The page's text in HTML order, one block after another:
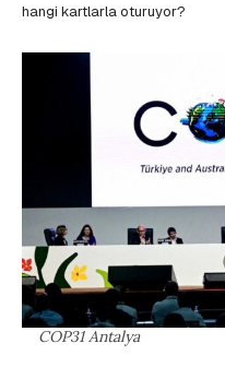
hangi kartlarla oturuyor?
COP31 Antalya